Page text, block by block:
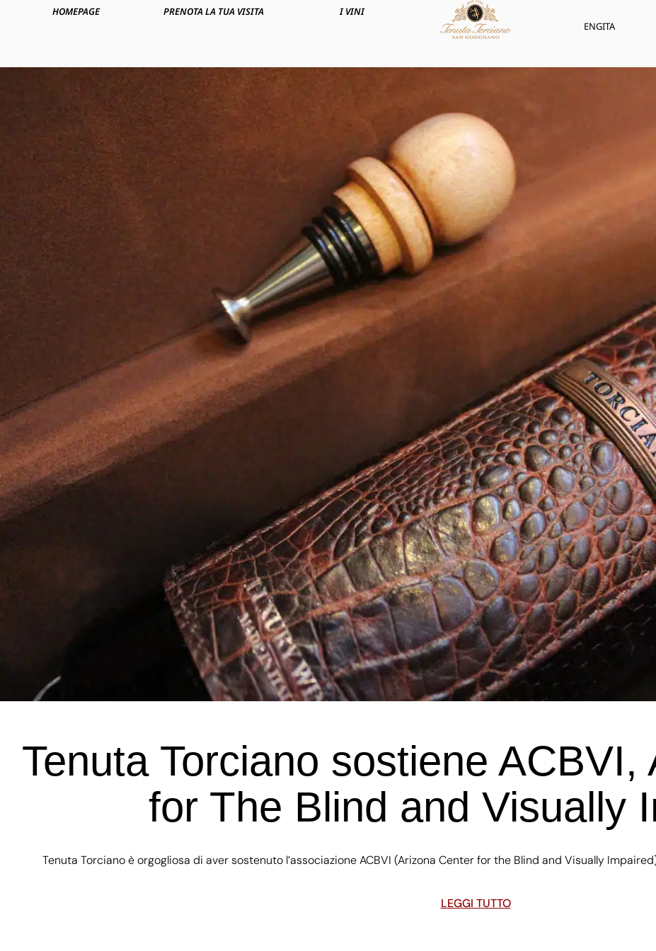
HOMEPAGE PRENOTA LA TUA VISITA
I VINI
ENGITA
Tenuta Torciano sostiene ACBVI,
for The Blind and Visually
Tenuta Torciano è orgogliosa di aver sostenuto l’associazione ACBVI (Arizona Center for the Blind and Visually
LEGGI TUTTO